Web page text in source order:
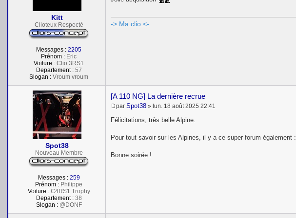
Kitt
Clioteux Respecté
Messages : 2205
Prénom : Eric
Voiture : Clio 3RS1
Departement :57
Slogan : Vroum vroum
g
e
-> Ma clio <-
Spot38
Nouveau Membre
Messages : 259
Prénom : Philippe
Voiture :C4RS1 Trophy
Departement :38
Slogan :@DONF
[A 110 NG] La dernière recrue
e
a
e
par Spot38 » lun. 18 août 2025 22:41
Félicitations, très belle Alpine.
Pour tout savoir sur les Alpines, il y a ce super forum également :
Bonne soirée !